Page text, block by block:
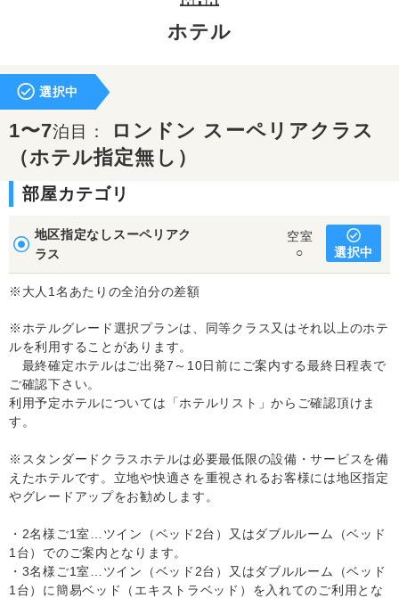
ホテル
選択中
1〜7泊目：
ロンドン スーペリアクラス
（ホテル指定無し）
部屋カテゴリ
地区指定なしスーペリアク
ラス
空室
○
選択中
※大人1名あたりの全泊分の差額
※ホテルグレード選択プランは、同等クラス又はそれ以上のホテ
ルを利用することがあります。
最終確定ホテルはご出発7～10日前にご案内する最終日程表で
ご確認下さい。
利用予定ホテルについては「ホテルリスト」からご確認頂けま
す。
※スタンダードクラスホテルは必要最低限の設備・サービスを備
えたホテルです。立地や快適さを重視されるお客様には地区指定
やグレードアップをお勧めします。
・2名様ご1室…ツイン（ベッド2台）又はダブルルーム（ベッド
1台）でのご案内となります。
・3名様ご1室…ツイン（ベッド2台）又はダブルルーム（ベッド
1台）に簡易ベッド（エキストラベッド）を入れてのご利用とな